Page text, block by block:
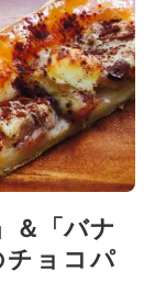
＆「バナ
ョコパ